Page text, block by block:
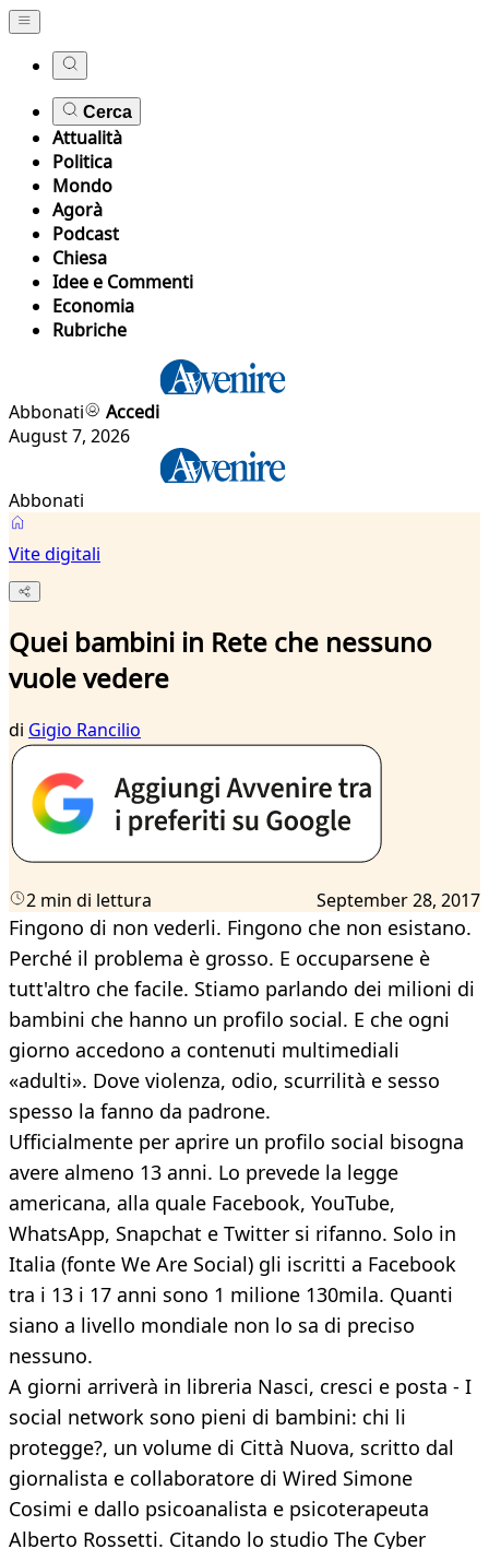
Cerca
Attualità
Politica
Mondo
Agorà
Podcast
Chiesa
Idee e Commenti
Economia
Rubriche
Abbonati
Accedi
August 7, 2026
Abbonati
Vite digitali
Quei bambini in Rete che nessuno
vuole vedere
di Gigio Rancilio
2 min di lettura September 28, 2017
Fingono di non vederli. Fingono che non esistano.
Perché il problema è grosso. E occuparsene è
tutt'altro che facile. Stiamo parlando dei milioni di
bambini che hanno un profilo social. E che ogni
giorno accedono a contenuti multimediali
«adulti». Dove violenza, odio, scurrilità e sesso
spesso la fanno da padrone.
Ufficialmente per aprire un profilo social bisogna
avere almeno 13 anni. Lo prevede la legge
americana, alla quale Facebook, YouTube,
WhatsApp, Snapchat e Twitter si rifanno. Solo in
Italia (fonte We Are Social) gli iscritti a Facebook
tra i 13 i 17 anni sono 1 milione 130mila. Quanti
siano a livello mondiale non lo sa di preciso
nessuno.
A giorni arriverà in libreria Nasci, cresci e posta - I
social network sono pieni di bambini: chi li
protegge?, un volume di Città Nuova, scritto dal
giornalista e collaboratore di Wired Simone
Cosimi e dallo psicoanalista e psicoterapeuta
Alberto Rossetti. Citando lo studio The Cyber